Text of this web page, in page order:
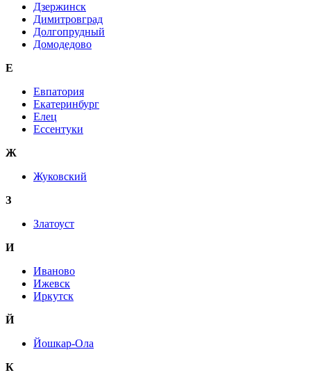
Дзержинск
Димитровград
Долгопрудный
Домодедово
Е
Евпатория
Екатеринбург
Елец
Ессентуки
Ж
Жуковский
З
Златоуст
И
Иваново
Ижевск
Иркутск
Й
Йошкар-Ола
К